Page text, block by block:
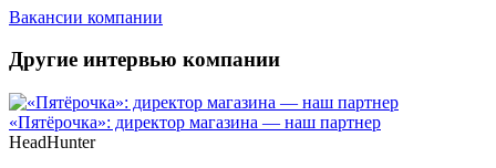
Вакансии компании
Другие интервью компании
«Пятёрочка»: директор магазина — наш партнер
HeadHunter